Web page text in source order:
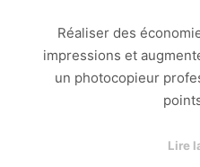
Réaliser des
impressions et
un photocopieur
Lire